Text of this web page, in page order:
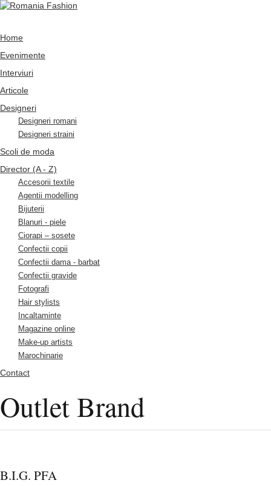
Home
Evenimente
Interviuri
Articole
Designeri
Designeri romani
Designeri straini
Scoli de moda
Director (A - Z)
Accesorii textile
Agentii modelling
Bijuterii
Blanuri - piele
Ciorapi – sosete
Confectii copii
Confectii dama - barbat
Confectii gravide
Fotografi
Hair stylists
Incaltaminte
Magazine online
Make-up artists
Marochinarie
Contact
Outlet Brand
B.I.G. PFA